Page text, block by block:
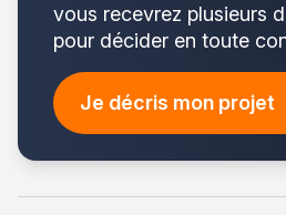
vous recevrez plusieurs
pour décider en toute
Je décris mon projet